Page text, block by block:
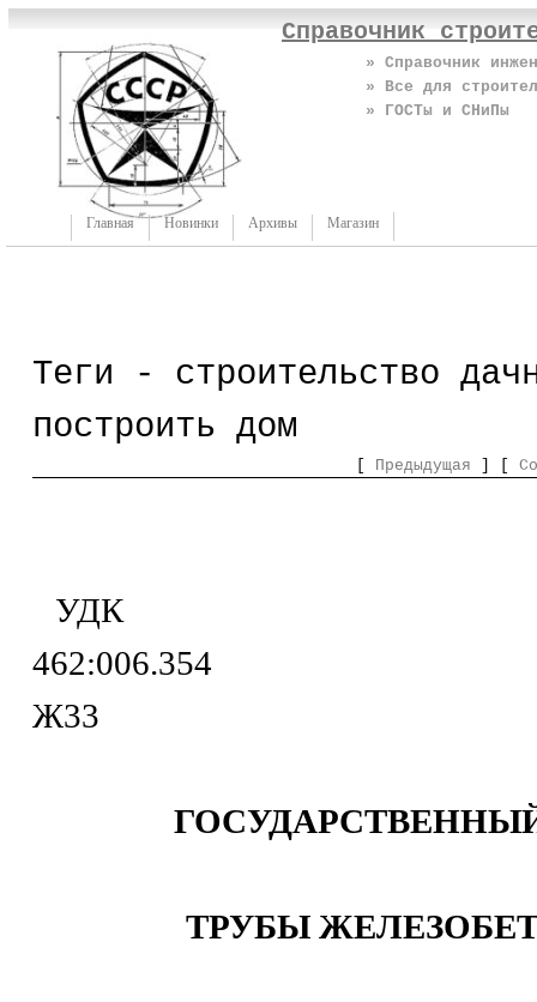
Справочник
» Справочник
» Все для
» ГОСТы и СНиПы
Главная Новинки Архивы Магазин
Теги - строительство
построить дом
Предыдущая ] [
УДК
Ж33
ТРУБЫ